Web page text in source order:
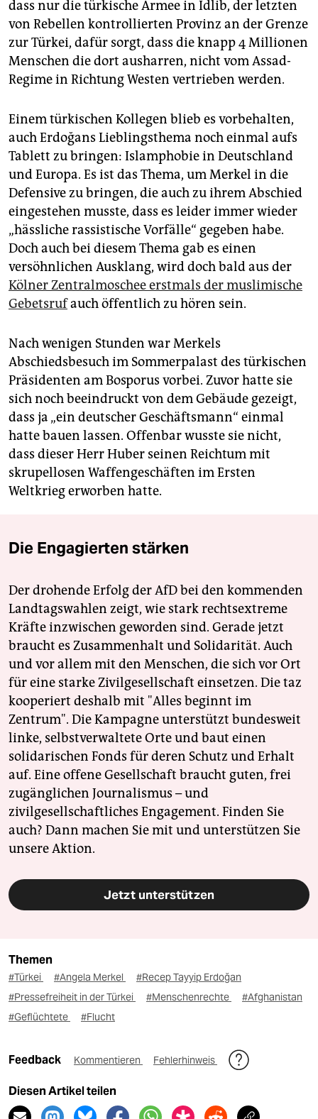
dass nur die türkische Armee in Idlib, der letzten
von Rebellen kontrollierten Provinz an der Grenze
zur Türkei, dafür sorgt, dass die knapp 4 Millionen
Menschen die dort ausharren, nicht vom Assad-
Regime in Richtung Westen vertrieben werden.
Einem türkischen Kollegen blieb es vorbehalten,
auch Erdoğans Lieblingsthema noch einmal aufs
Tablett zu bringen: Islamphobie in Deutschland
und Europa. Es ist das Thema, um Merkel in die
Defensive zu bringen, die auch zu ihrem Abschied
eingestehen musste, dass es leider immer wieder
„hässliche rassistische Vorfälle“ gegeben habe.
Doch auch bei diesem Thema gab es einen
versöhnlichen Ausklang, wird doch bald aus der
Kölner Zentralmoschee erstmals der muslimische
Gebetsrufauch öffentlich zu hören sein.
Nach wenigen Stunden war Merkels
Abschiedsbesuch im Sommerpalast des türkischen
Präsidenten am Bosporus vorbei. Zuvor hatte sie
sich noch beeindruckt von dem Gebäude gezeigt,
dass ja „ein deutscher Geschäftsmann“ einmal
hatte bauen lassen. Offenbar wusste sie nicht,
dass dieser Herr Huber seinen Reichtum mit
skrupellosen Waffengeschäften im Ersten
Weltkrieg erworben hatte.
Die Engagierten stärken
Der drohende Erfolg der AfD bei den kommenden
Landtagswahlen zeigt, wie stark rechtsextreme
Kräfte inzwischen geworden sind. Gerade jetzt
braucht es Zusammenhalt und Solidarität. Auch
und vor allem mit den Menschen, die sich vor Ort
für eine starke Zivilgesellschaft einsetzen. Die taz
kooperiert deshalb mit "Alles beginnt im
Zentrum". Die Kampagne unterstützt bundesweit
linke, selbstverwaltete Orte und baut einen
solidarischen Fonds für deren Schutz und Erhalt
auf. Eine offene Gesellschaft braucht guten, frei
zugänglichen Journalismus – und
zivilgesellschaftliches Engagement. Finden Sie
auch? Dann machen Sie mit und unterstützen Sie
unsere Aktion.
Jetzt unterstützen
Themen
#Türkei #Angela Merkel
#Recep Tayyip Erdoğan
#Pressefreiheit in der Türkei
#Menschenrechte
#Afghanistan
#Geflüchtete
#Flucht
Feedback Kommentieren Fehlerhinweis
Diesen Artikel teilen